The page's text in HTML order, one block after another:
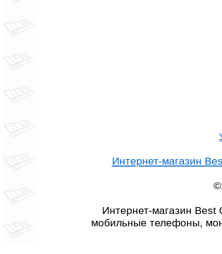
Интернет-магазин
Интернет-магазин Best
мобильные телефоны,